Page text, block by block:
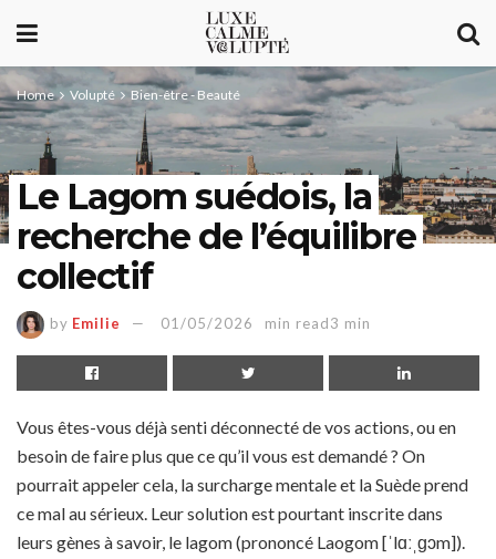
Home Volupté Bien-être - Beauté
Le Lagom suédois, la
recherche de l’équilibre
collectif
by Emilie 01/05/2026 min read3 min
Vous êtes-vous déjà senti déconnecté de vos actions, ou en
besoin de faire plus que ce qu’il vous est demandé ? On
pourrait appeler cela, la surcharge mentale et la Suède prend
ce mal au sérieux. Leur solution est pourtant inscrite dans
leurs gènes à savoir, le lagom (prononcé Laogom [ˈlɑːˌɡɔm]).